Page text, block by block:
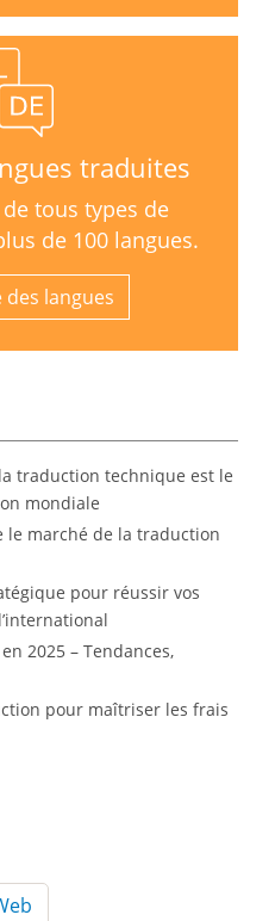
traduites
tous types de
de 100 langues.
langues
traduction technique est le
mondiale
le marché de la traduction
pour réussir vos
2025 – Tendances,
pour maîtriser les frais